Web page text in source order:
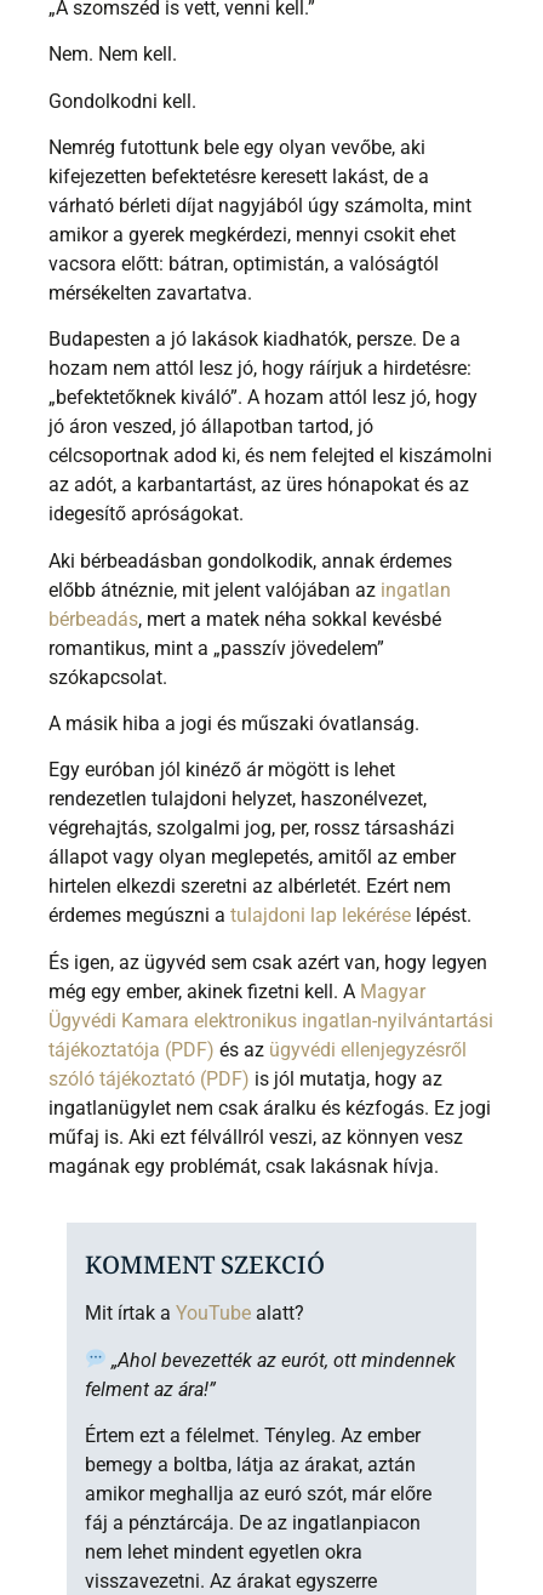
„A szomszéd is vett, venni kell.”
Nem. Nem kell.
Gondolkodni kell.
Nemrég futottunk bele egy olyan vevőbe, aki
kifejezetten befektetésre keresett lakást, de a
várható bérleti díjat nagyjából úgy számolta, mint
amikor a gyerek megkérdezi, mennyi csokit ehet
vacsora előtt: bátran, optimistán, a valóságtól
mérsékelten zavartatva.
Budapesten a jó lakások kiadhatók, persze. De a
hozam nem attól lesz jó, hogy ráírjuk a hirdetésre:
„befektetőknek kiváló”. A hozam attól lesz jó, hogy
jó áron veszed, jó állapotban tartod, jó
célcsoportnak adod ki, és nem felejted el kiszámolni
az adót, a karbantartást, az üres hónapokat és az
idegesítő apróságokat.
Aki bérbeadásban gondolkodik, annak érdemes
előbb átnéznie, mit jelent valójában az ingatlan
bérbeadás, mert a matek néha sokkal kevésbé
romantikus, mint a „passzív jövedelem”
szókapcsolat.
A másik hiba a jogi és műszaki óvatlanság.
Egy euróban jól kinéző ár mögött is lehet
rendezetlen tulajdoni helyzet, haszonélvezet,
végrehajtás, szolgalmi jog, per, rossz társasházi
állapot vagy olyan meglepetés, amitől az ember
hirtelen elkezdi szeretni az albérletét. Ezért nem
érdemes megúszni a tulajdoni lap lekérése lépést.
És igen, az ügyvéd sem csak azért van, hogy legyen
még egy ember, akinek fizetni kell. A Magyar
Ügyvédi Kamara elektronikus ingatlan-nyilvántartási
tájékoztatója (PDF) és az ügyvédi ellenjegyzésről
szóló tájékoztató (PDF) is jól mutatja, hogy az
ingatlanügylet nem csak áralku és kézfogás. Ez jogi
műfaj is. Aki ezt félvállról veszi, az könnyen vesz
magának egy problémát, csak lakásnak hívja.
KOMMENT SZEKCIÓ
Mit írtak a YouTube alatt?
„Ahol bevezették az eurót, ott mindennek
felment az ára!”
Értem ezt a félelmet. Tényleg. Az ember
bemegy a boltba, látja az árakat, aztán
amikor meghallja az euró szót, már előre
fáj a pénztárcája. De az ingatlanpiacon
nem lehet mindent egyetlen okra
visszavezetni. Az árakat egyszerre